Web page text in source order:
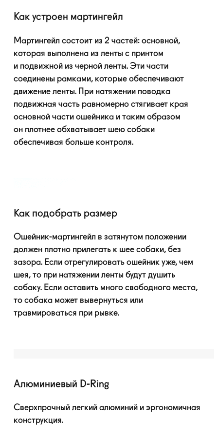
Как устроен мартингейл
Мартингейл состоит из 2 частей: основной,
которая выполнена из ленты с принтом
и подвижной из черной ленты. Эти части
соединены рамками, которые обеспечивают
движение ленты. При натяжении поводка
подвижная часть равномерно стягивает края
основной части ошейника и таким образом
он плотнее обхватывает шею собаки
обеспечивая больше контроля.
Как подобрать размер
Ошейник-мартингейл в затянутом положении
должен плотно прилегать к шее собаки, без
зазора. Если отрегулировать ошейник уже, чем
шея, то при натяжении ленты будут душить
собаку. Если оставить много свободного места,
то собака может вывернуться или
травмироваться при рывке.
Алюминиевый D-Ring
Сверхпрочный легкий алюминий и эргономичная
конструкция.